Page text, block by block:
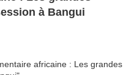
à Bangui